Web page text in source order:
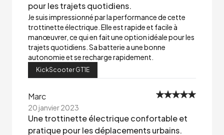
pour les trajets quotidiens.
Je suis impressionné par la performance de cette
trottinette électrique. Elle est rapide et facile à
manœuvrer, ce qui en fait une option idéale pour les
trajets quotidiens. Sa batterie a une bonne
autonomie et se recharge rapidement.
KickScooter GT1E
Marc
20 janvier 2023
Une trottinette électrique confortable et
pratique pour les déplacements urbains.